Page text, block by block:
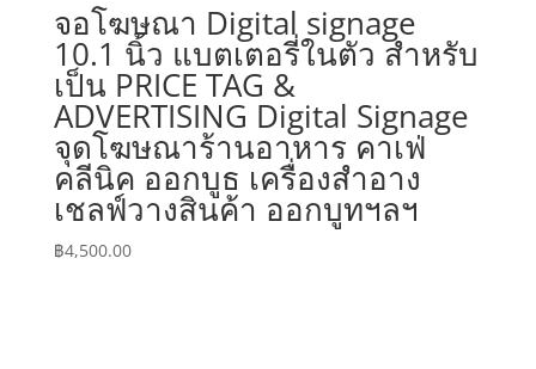
จอโฆษณา Digital signage
10.1 นิ้ว แบตเตอรี่ในตัว สำหรับ
เป็น PRICE TAG &
ADVERTISING Digital Signage
จุดโฆษณาร้านอาหาร คาเฟ่
คลีนิค ออกบูธ เครื่องสำอาง
เชลฟ์วางสินค้า ออกบูทฯลฯ
฿4,500.00